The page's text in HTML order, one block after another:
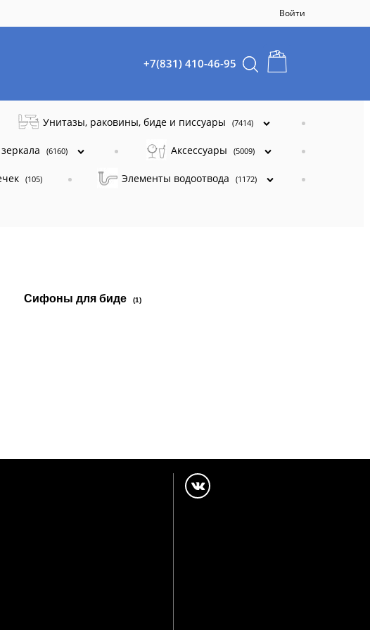
Войти
+7(831) 410-46-95
Унитазы, раковины, биде и писсуары (7414)
(6160) Аксессуары (5009)
(105) Элементы водоотвода (1172)
Сифоны для биде (1)